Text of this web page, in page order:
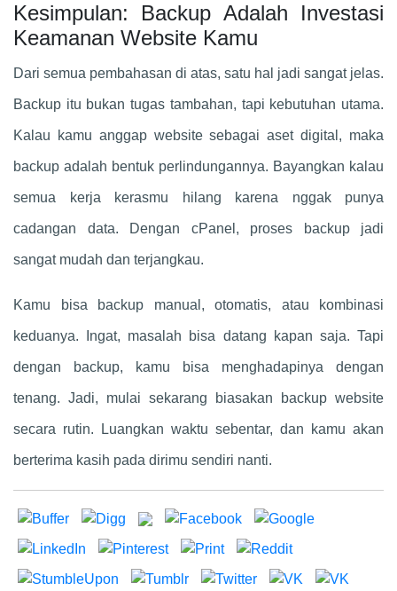
Kesimpulan: Backup Adalah Investasi
Keamanan Website Kamu
Dari semua pembahasan di atas, satu hal jadi sangat jelas.
Backup itu bukan tugas tambahan, tapi kebutuhan utama.
Kalau kamu anggap website sebagai aset digital, maka
backup adalah bentuk perlindungannya. Bayangkan kalau
semua kerja kerasmu hilang karena nggak punya
cadangan data. Dengan cPanel, proses backup jadi
sangat mudah dan terjangkau.
Kamu bisa backup manual, otomatis, atau kombinasi
keduanya. Ingat, masalah bisa datang kapan saja. Tapi
dengan backup, kamu bisa menghadapinya dengan
tenang. Jadi, mulai sekarang biasakan backup website
secara rutin. Luangkan waktu sebentar, dan kamu akan
berterima kasih pada dirimu sendiri nanti.